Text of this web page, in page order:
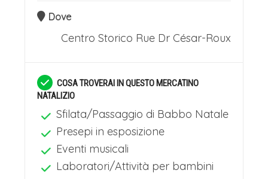
Dove
Centro Storico Rue Dr César-Roux
COSA TROVERAI IN QUESTO MERCATINO
NATALIZIO
Sfilata/Passaggio di Babbo Natale
Presepi in esposizione
Eventi musicali
Laboratori/Attività per bambini